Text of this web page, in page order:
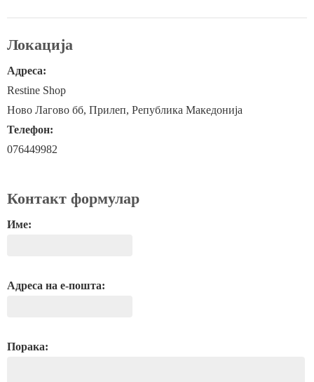
Локација
Адреса:
Restine Shop
Ново Лагово бб, Прилеп, Република Македонија
Телефон:
076449982
Контакт формулар
Име:
Адреса на е-пошта:
Порака: